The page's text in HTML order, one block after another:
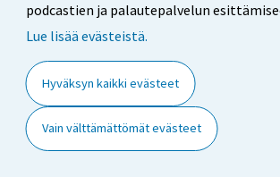
podcastien ja palautepalvelun
Lue lisää evästeistä.
Hyväksyn kaikki evästeet
Vain välttämättömät evästeet
Saavutettavuus
Tietoa sivustosta
Evästeasetukset